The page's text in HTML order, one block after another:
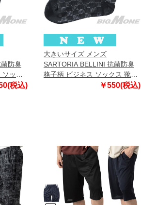
防臭
ソック
税込)
大きいサイズ メンズ
SARTORIA BELLINI 抗菌防臭
格子柄 ビジネス ソックス 靴下
￥550(税込)